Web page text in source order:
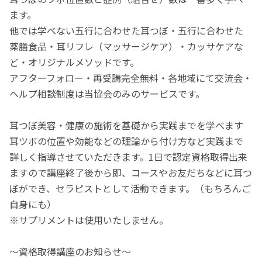
ます。
他では学べない五行に合わせた耳つぼ・五行に合わせた
薬膳食品・耳リフレ（マッサージケア）・カッサケアな
ど・オリジナルメソッドです。
アフターフォロー・再受講完全無料・各地域にて交流会・
ヘルプ相談制度は当協会のみのサービスです。
耳つぼ美容・健康の施術を基礎から実践までを学べます
耳ツボの位置や効能などの理論から付け方など実践まで
詳しく指導させていただきます。1日で認定資格取得出来
ますので講座終了後から即、コースやお友だちなどに耳つ
ぼができ、セラピストとして活動できます。（もちろんご
自身にも）
※サプリメントは使用いたしません。
～資格取得講座のお知らせ～